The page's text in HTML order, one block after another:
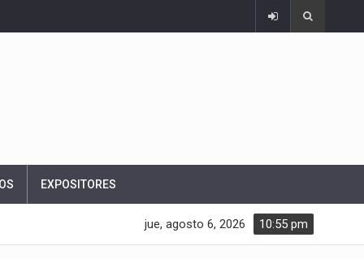
EXPOSITORES
10:55 pm
jue, agosto 6, 2026